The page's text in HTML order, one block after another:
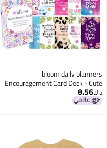
bloom daily planners
Encouragement Card Deck - Cute
Inspirational Quote Notecards - Set
of Thirty 2" x 3.5" - Assorted
د.ك‏8.56